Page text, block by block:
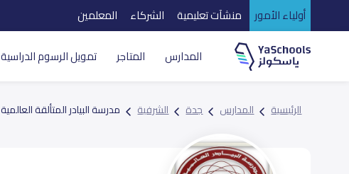
أولياء الأمور منشآت تعليمية الشركاء المعلمين
المدارس المتاجر تمويل الرسوم الدراسية
الرئيسية المدارس جدة الشرفية مدرسة البيادر المتألقة العالمية